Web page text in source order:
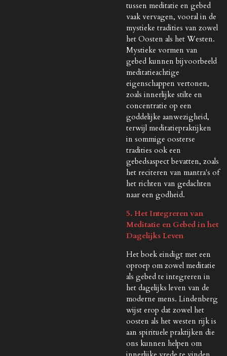
tussen meditatie en gebed
vaak vervagen, vooral in de
mystieke tradities van zowel
het Oosten als het Westen.
Mystieke vormen van
gebed kunnen bijvoorbeeld
meditatieachtige
eigenschappen vertonen,
zoals innerlijke stilte en
concentratie op een
goddelijke aanwezigheid,
terwijl meditatiepraktijken
in sommige oosterse
tradities ook een
gebedsaspect bevatten, zoals
het reciteren van mantra's of
het richten van gedachten
naar een godheid.
5. Het Integreren van
Meditatie en Gebed in het
Dagelijks Leven
Het boek eindigt met een
oproep om zowel meditatie
als gebed te integreren in
het dagelijks leven van de
moderne mens. Lindenberg
wijst erop dat zowel het
oosten als het westen rijk is
aan spirituele praktijken die
ons kunnen helpen om